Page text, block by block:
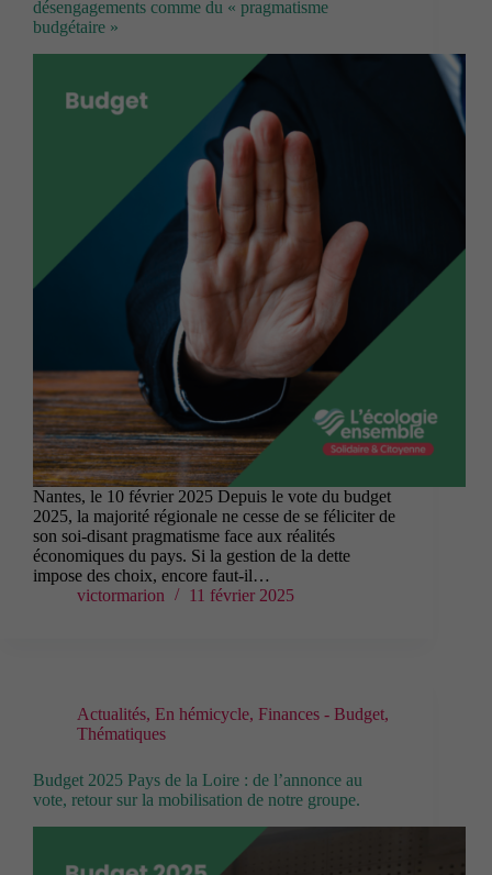
désengagements comme du « pragmatisme
budgétaire »
Nantes, le 10 février 2025 Depuis le vote du budget
2025, la majorité régionale ne cesse de se féliciter de
son soi-disant pragmatisme face aux réalités
économiques du pays. Si la gestion de la dette
impose des choix, encore faut-il…
victormarion
11 février 2025
Actualités, En hémicycle, Finances - Budget,
Thématiques
Budget 2025 Pays de la Loire : de l’annonce au
vote, retour sur la mobilisation de notre groupe.